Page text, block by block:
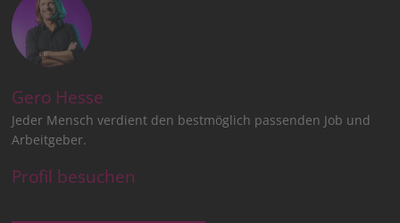
Gero Hesse
Jeder Mensch verdient den bestmöglich passenden Job und
Arbeitgeber.
Profil besuchen